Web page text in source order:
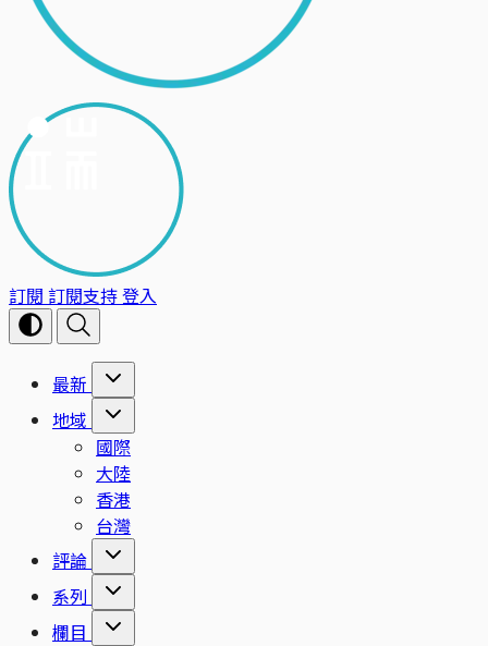
訂閱 訂閱支持登入
最新
地域
國際
大陸
香港
台灣
評論
系列
欄目